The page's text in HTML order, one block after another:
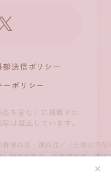
✕
部送信ポリシー
ーポリシー
を含む）に掲載され
は禁止しています。